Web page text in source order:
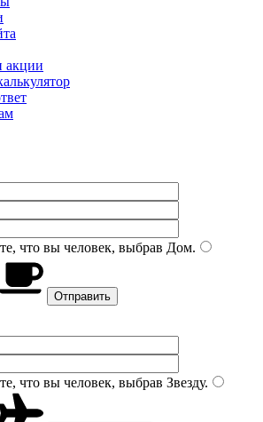
акции
что вы человек, выбрав Дом.
что вы человек, выбрав Звезду.